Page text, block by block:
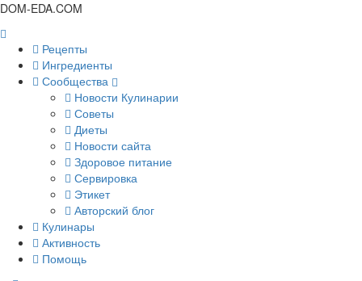
DOM-EDA.COM
Рецепты
Ингредиенты
Сообщества
Новости Кулинарии
Советы
Диеты
Новости сайта
Здоровое питание
Сервировка
Этикет
Авторский блог
Кулинары
Активность
Помощь